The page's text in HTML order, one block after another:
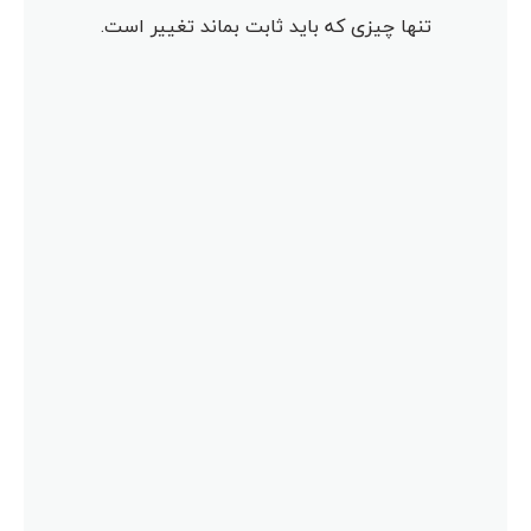
تنها چیزی که باید ثابت بماند تغییر است.